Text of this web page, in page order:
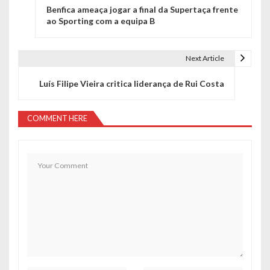
ç
Benfica ameaça jogar a final da Supertaça frente
ao Sporting com a equipa B
Next Article
Luís Filipe Vieira critica liderança de Rui Costa
COMMENT HERE